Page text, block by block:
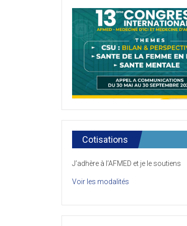
Cotisations
J’adhère à l’AFMED et je le soutiens
Voir les modalités